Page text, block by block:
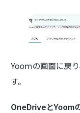
Yooｍの画面に戻
す。
OneDriveとYoom